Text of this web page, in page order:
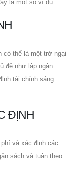
là một số ví dụ:
có thể là một trở ngại
đề như lập ngân
tài chính sáng
ĐỊNH
và xác định các
sách và tuân theo